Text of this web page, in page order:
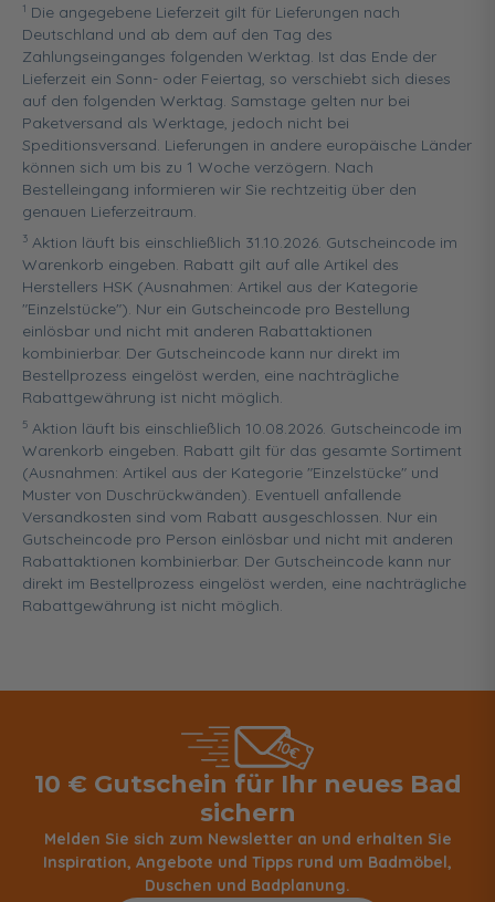
1 Die angegebene Lieferzeit gilt für Lieferungen nach
Deutschland und ab dem auf den Tag des
Zahlungseinganges folgenden Werktag. Ist das Ende der
Lieferzeit ein Sonn- oder Feiertag, so verschiebt sich dieses
auf den folgenden Werktag. Samstage gelten nur bei
Paketversand als Werktage, jedoch nicht bei
Speditionsversand. Lieferungen in andere europäische Länder
können sich um bis zu 1 Woche verzögern. Nach
Bestelleingang informieren wir Sie rechtzeitig über den
genauen Lieferzeitraum.
3 Aktion läuft bis einschließlich 31.10.2026. Gutscheincode im
Warenkorb eingeben. Rabatt gilt auf alle Artikel des
Herstellers HSK (Ausnahmen: Artikel aus der Kategorie
"Einzelstücke"). Nur ein Gutscheincode pro Bestellung
einlösbar und nicht mit anderen Rabattaktionen
kombinierbar. Der Gutscheincode kann nur direkt im
Bestellprozess eingelöst werden, eine nachträgliche
Rabattgewährung ist nicht möglich.
5 Aktion läuft bis einschließlich 10.08.2026. Gutscheincode im
Warenkorb eingeben. Rabatt gilt für das gesamte Sortiment
(Ausnahmen: Artikel aus der Kategorie "Einzelstücke" und
Muster von Duschrückwänden). Eventuell anfallende
Versandkosten sind vom Rabatt ausgeschlossen. Nur ein
Gutscheincode pro Person einlösbar und nicht mit anderen
Rabattaktionen kombinierbar. Der Gutscheincode kann nur
direkt im Bestellprozess eingelöst werden, eine nachträgliche
Rabattgewährung ist nicht möglich.
10 € Gutschein für Ihr neues Bad
sichern
Melden Sie sich zum Newsletter an und erhalten Sie
Inspiration, Angebote und Tipps rund um Badmöbel,
Duschen und Badplanung.